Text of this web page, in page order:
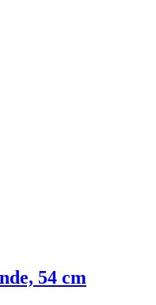
54 cm